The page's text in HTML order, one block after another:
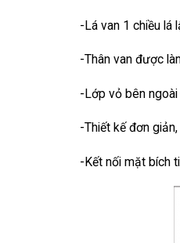
-Lá van 1 chiều lá
-Thân van được
-Lớp vỏ bên
-Thiết kế đơn
-Kết nối mặt bích